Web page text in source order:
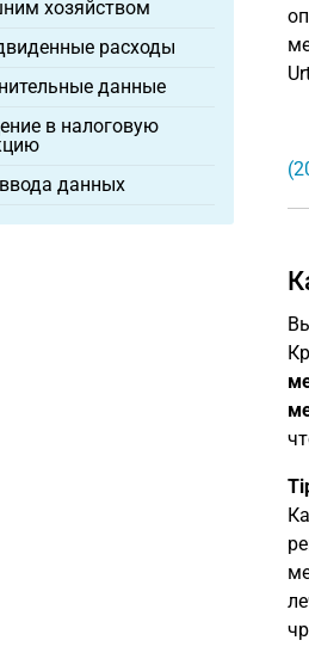
хозяйством
расходы
данные
в налоговую
данных